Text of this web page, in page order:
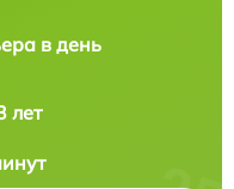
в день
лет